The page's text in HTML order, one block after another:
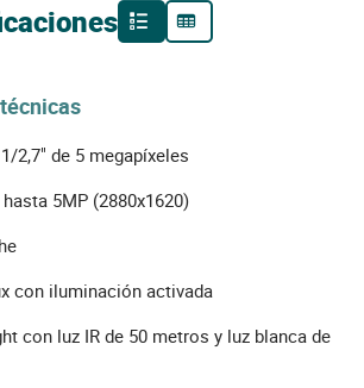
2,7" de 5 megapíxeles
5MP (2880x1620)
con iluminación activada
con luz IR de 50 metros y luz blanca de